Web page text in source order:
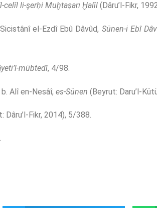
celîl li-şerḥi Muḫtaṣarı Ḫalîl (Dâru’l-Fikr,
el-Ezdî Ebû Dâvûd, Sünen-i Ebî
mübtedî, 4/98.
Alî en-Nesâî, es-Sünen (Beyrut: Daru’l-
Dâru’l-Fikr, 2014), 5/388.